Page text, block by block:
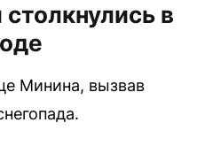
в
Минина, вызвав